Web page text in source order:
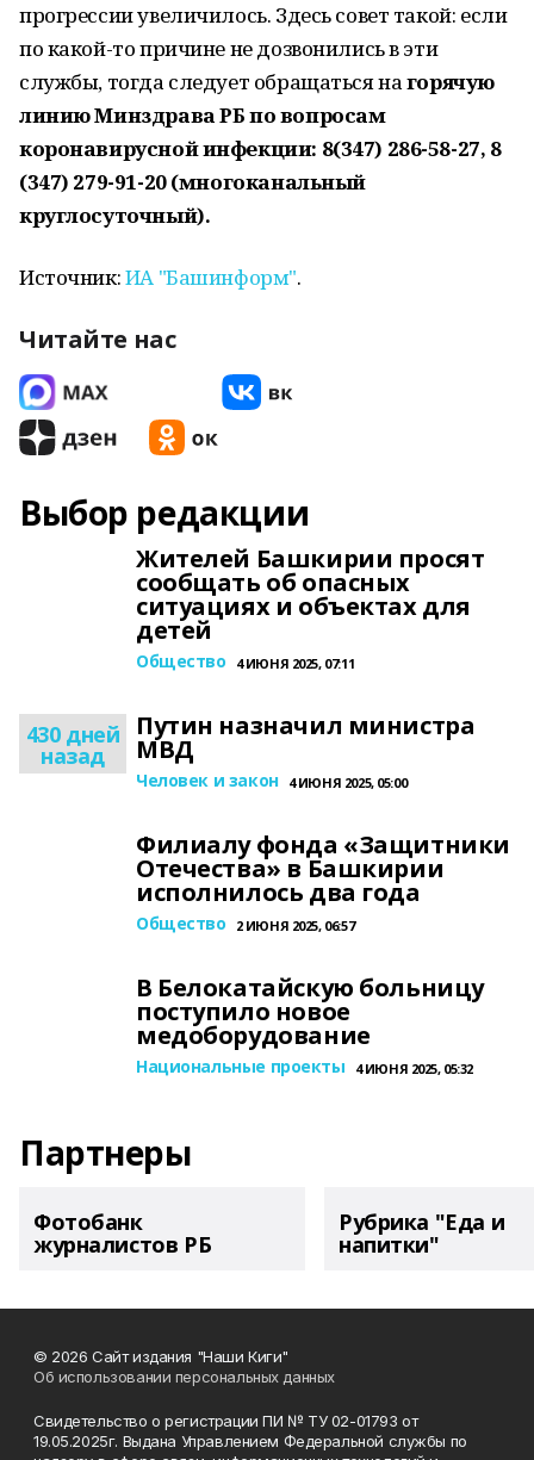
прогрессии увеличилось. Здесь совет такой: если
по какой-то причине не дозвонились в эти
службы, тогда следует обращаться нагорячую
линию Минздрава РБ по вопросам
коронавирусной инфекции: 8(347) 286-58-27, 8
(347) 279-91-20 (многоканальный
круглосуточный).
Источник:ИА "Башинформ".
Читайте нас
Выбор редакции
Жителей Башкирии просят
сообщать об опасных
ситуациях и объектах для
детей
Общество 4 ИЮНЯ 2025, 07:11
430 дней
назад
Путин назначил министра
МВД
Человек и закон 4 ИЮНЯ 2025, 05:00
Филиалу фонда «Защитники
Отечества» в Башкирии
исполнилось два года
Общество 2 ИЮНЯ 2025, 06:57
В Белокатайскую больницу
поступило новое
медоборудование
Национальные проекты 4 ИЮНЯ 2025, 05:32
Партнеры
Фотобанк
журналистов РБ
Рубрика "Еда и
напитки"
© 2026 Сайт издания "Наши Киги"
Об использовании персональных данных
Свидетельство о регистрации ПИ № ТУ 02-01793 от
19.05.2025г. Выдана Управлением Федеральной службы по